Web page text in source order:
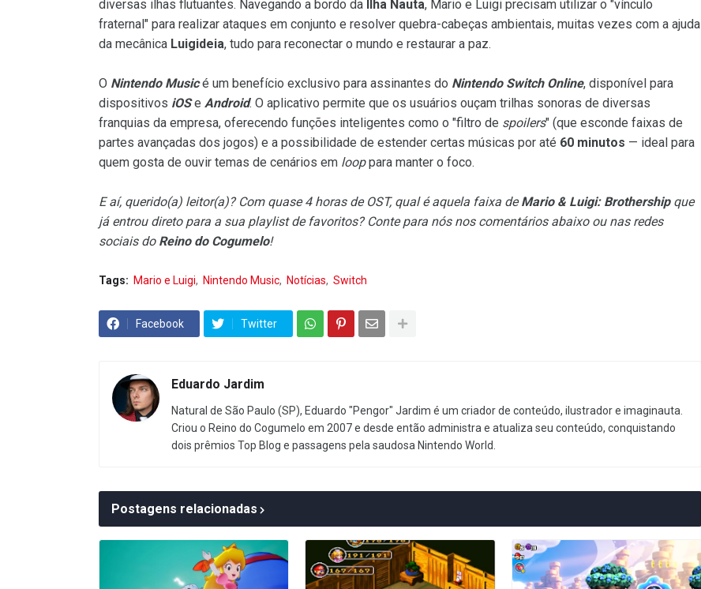
diversas ilhas flutuantes. Navegando a bordo da Ilha Nauta, Mario e Luigi precisam utilizar o "vínculo
fraternal" para realizar ataques em conjunto e resolver quebra-cabeças ambientais, muitas vezes com a ajuda
da mecânica Luigideia, tudo para reconectar o mundo e restaurar a paz.
O Nintendo Musicé um benefício exclusivo para assinantes do Nintendo Switch Online, disponível para
dispositivos iOSe Android. O aplicativo permite que os usuários ouçam trilhas sonoras de diversas
franquias da empresa, oferecendo funções inteligentes como o "filtro de spoilers" (que esconde faixas de
partes avançadas dos jogos) e a possibilidade de estender certas músicas por até 60 minutos — ideal para
quem gosta de ouvir temas de cenários em looppara manter o foco.
E aí, querido(a) leitor(a)? Com quase 4 horas de OST, qual é aquela faixa deMario & Luigi: Brothershipque
já entrou direto para a sua playlist de favoritos? Conte para nós nos comentários abaixo ou nas redes
sociais do Reino do Cogumelo!
Tags: Mario e Luigi Nintendo Music Notícias Switch
Facebook Twitter
Eduardo Jardim
Natural de São Paulo (SP), Eduardo "Pengor" Jardim é um criador de conteúdo, ilustrador e imaginauta.
Criou o Reino do Cogumelo em 2007 e desde então administra e atualiza seu conteúdo, conquistando
dois prêmios Top Blog e passagens pela saudosa Nintendo World.
Postagens relacionadas